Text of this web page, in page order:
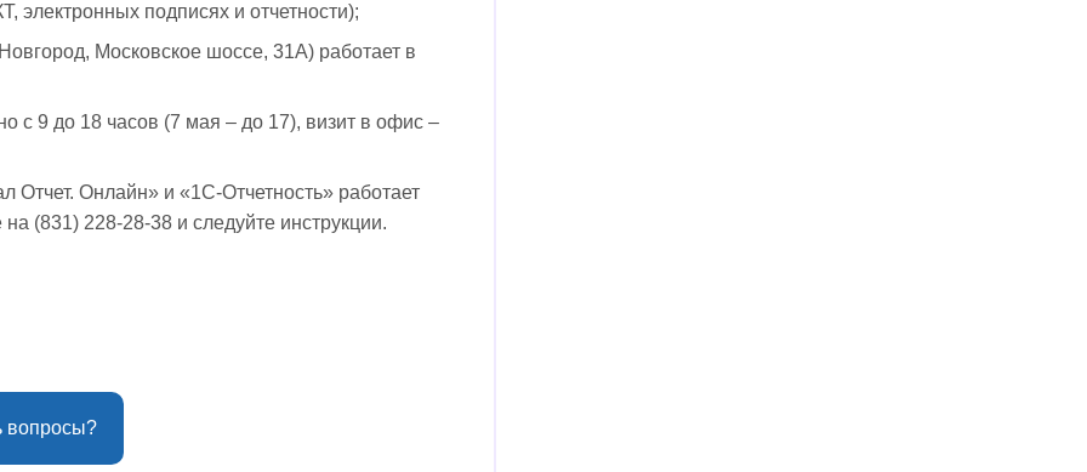
электронных подписях и отчетности);
Московское шоссе, 31А) работает в
с 9 до 18 часов (7 мая – до 17), визит в офис –
Отчет. Онлайн» и «1С-Отчетность» работает
(831) 228-28-38 и следуйте инструкции.
вопросы?